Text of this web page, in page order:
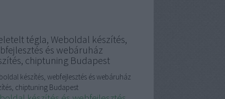
tégla, Weboldal készítés,
és webáruház
chiptuning Budapest
készítés, webfejlesztés és webáruház
chiptuning Budapest